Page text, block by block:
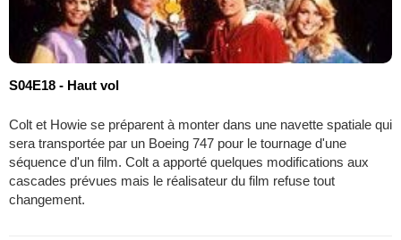
S04E18 - Haut vol
Colt et Howie se préparent à monter dans une navette spatiale qui
sera transportée par un Boeing 747 pour le tournage d'une
séquence d'un film. Colt a apporté quelques modifications aux
cascades prévues mais le réalisateur du film refuse tout
changement.